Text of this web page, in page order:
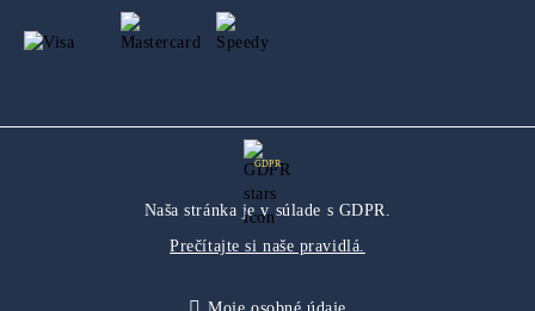
GDPR
Naša stránka je v súlade s GDPR.
Prečítajte si naše pravidlá.